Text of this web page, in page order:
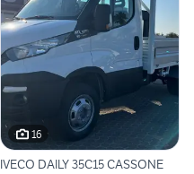
16
IVECO DAILY 35C15 CASSONE